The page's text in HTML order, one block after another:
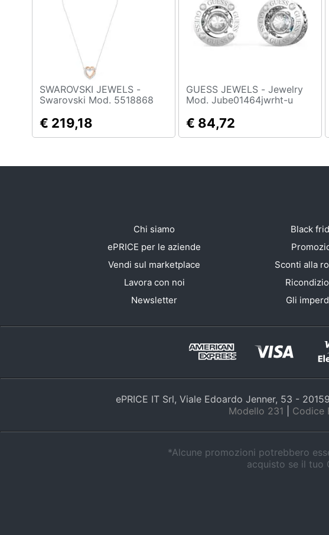
Sport
Animali
Libri, cd e dvd
Promozioni
SWAROVSKI JEWELS -
Swarovski Mod. 5518868
€ 219,18
GUESS JEWELS - Jewelry
Mod. Jube01464jwrht-u
€ 84,72
Chi siamo
ePRICE per le aziende
Vendi sul marketplace
Lavora con noi
Newsletter
Black
Sconti alla
Gli
ePRICE IT Srl, Viale Edoardo Jenner, 53 -
Modello 231
Codice
*Alcune promozioni potrebbero
acquisto se il tuo